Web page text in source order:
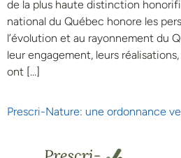
de la plus haute distinction
national du Québec honore les
l’évolution et au rayonnement du
leur engagement, leurs
ont […]
Prescri-Nature: une ordonnance